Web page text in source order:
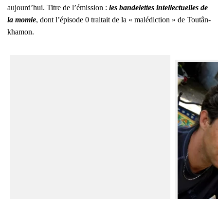
aujourd’­hui. Titre de l’é­mis­sion : les ban­de­lettes intel­lec­tuelles de
la momie, dont l’é­pi­sode 0 trai­tait de la « malé­dic­tion » de Tou­tân­
kha­mon.